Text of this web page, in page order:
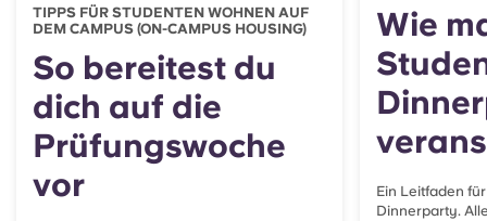
TIPPS FÜR STUDENTEN WOHNEN AUF
DEM CAMPUS (ON-CAMPUS HOUSING)
So bereitest du
dich auf die
Prüfungswoche
vor
Wie
Ein Leitfaden
Dinnerparty.